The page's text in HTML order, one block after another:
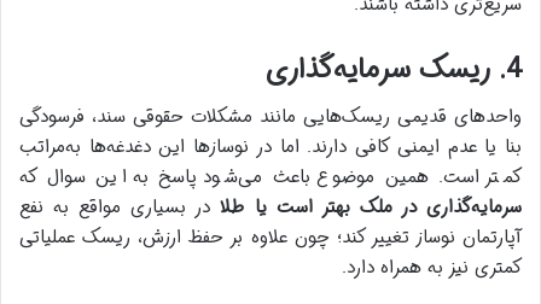
4. ریسک سرمایه‌گذاری
واحدهای قدیمی ریسک‌هایی مانند مشکلات حقوقی سند، فرسودگی
بنا یا عدم ایمنی کافی دارند. اما در نوسازها این دغدغه‌ها به‌مراتب
کمتر است. همین موضوع باعث می‌شود پاسخ به این سوال که
سرمایه‌گذاری در ملک بهتر است یا طلادر بسیاری مواقع به نفع
آپارتمان نوساز تغییر کند؛ چون علاوه بر حفظ ارزش، ریسک عملیاتی
کمتری نیز به همراه دارد.